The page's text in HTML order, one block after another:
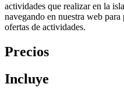
actividades que realizar en la
navegando en nuestra web
ofertas de actividades.
Precios
Incluye